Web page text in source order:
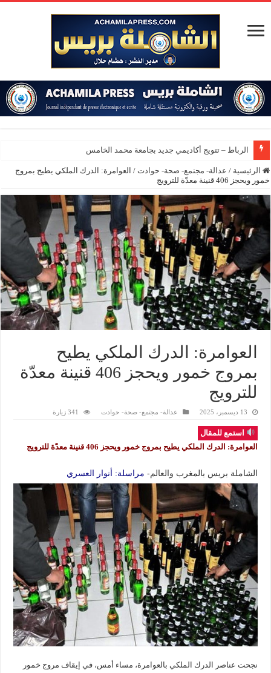
الرباط – تتويج أكاديمي جديد بجامعة محمد الخامس
الرئيسية / عدالة- مجتمع- صحة- حوادت / العوامرة: الدرك الملكي يطيح بمروج
خمور ويحجز 406 قنينة معدّة للترويج
العوامرة: الدرك الملكي يطيح
بمروج خمور ويحجز 406 قنينة معدّة
للترويج
13 ديسمبر، 2025 عدالة- مجتمع- صحة- حوادت 341 زيارة
استمع للمقال
العوامرة: الدرك الملكي يطيح بمروج خمور ويحجز 406 قنينة معدّة للترويج
الشاملة بريس بالمغرب والعالم- مراسلة: أنوار العسري
نجحت عناصر الدرك الملكي بالعوامرة، مساء أمس، في إيقاف مروج خمور